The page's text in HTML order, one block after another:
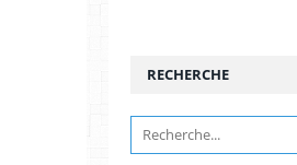
RECHERCHE